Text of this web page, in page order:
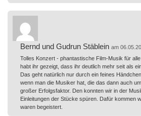
Bernd und Gudrun Stäblein am
Tolles Konzert - phantastische Film-Musik für
habt ihr gezeigt, dass ihr deutlich mehr seit als
Das geht natürlich nur durch ein feines
wenn man die Musiker hat, die das dann auch
großer Erfolgsfaktor. Den konnten wir in der
Einleitungen der Stücke spüren. Dafür kommen
waren begeistert.